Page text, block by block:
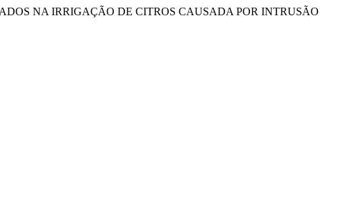
NA IRRIGAÇÃO DE CITROS CAUSADA POR INTRUSÃO